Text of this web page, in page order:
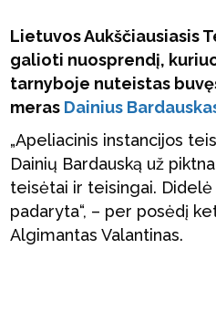
Lietuvos Aukščiausiasis
galioti nuosprendį,
tarnyboje nuteistas
meras Dainius
„Apeliacinis instancijos
Dainių Bardauską už
teisėtai ir teisingai.
padaryta“, – per posėdį
Algimantas Valantinas.